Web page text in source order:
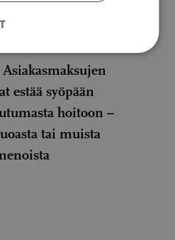
estää syöpään
hoitoon –
tai muista